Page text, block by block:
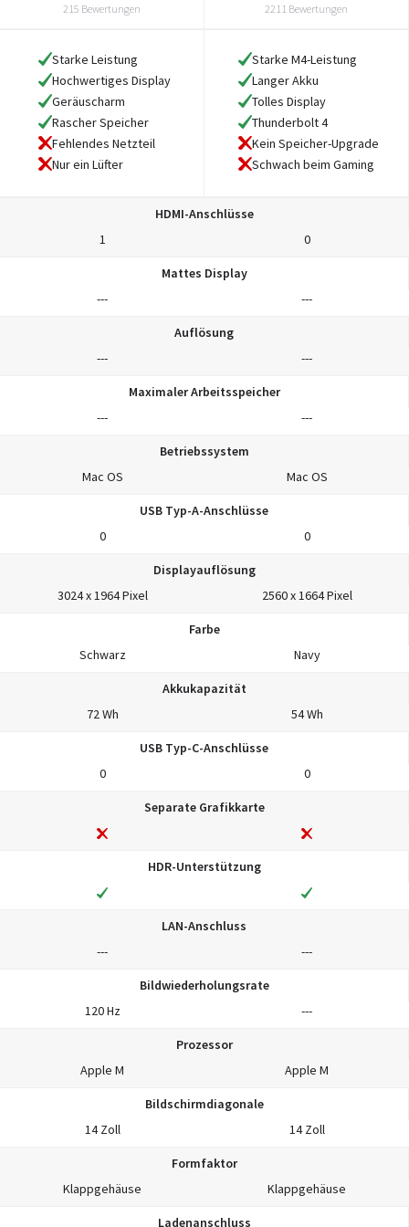
215 Bewertungen 2211 Bewertungen
Starke Leistung
Hochwertiges Display
Geräuscharm
Rascher Speicher
Fehlendes Netzteil
Nur ein Lüfter
Starke M4-Leistung
Langer Akku
Tolles Display
Thunderbolt 4
Kein Speicher-Upgrade
Schwach beim Gaming
HDMI-Anschlüsse
1
0
Mattes Display
---
---
Auflösung
---
---
Maximaler Arbeitsspeicher
---
---
Betriebssystem
Mac OS
Mac OS
USB Typ-A-Anschlüsse
0
0
Displayauflösung
3024 x 1964 Pixel
2560 x 1664 Pixel
Farbe
Schwarz
Navy
Akkukapazität
72 Wh
54 Wh
USB Typ-C-Anschlüsse
0
0
Separate Grafikkarte
HDR-Unterstützung
LAN-Anschluss
---
---
Bildwiederholungsrate
120 Hz
---
Prozessor
Apple M
Apple M
Bildschirmdiagonale
14 Zoll
14 Zoll
Formfaktor
Klappgehäuse
Klappgehäuse
Ladenanschluss